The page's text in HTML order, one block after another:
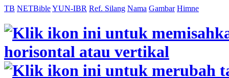
TB NETBibleYUN-IBR Ref. Silang Nama Gambar Himne